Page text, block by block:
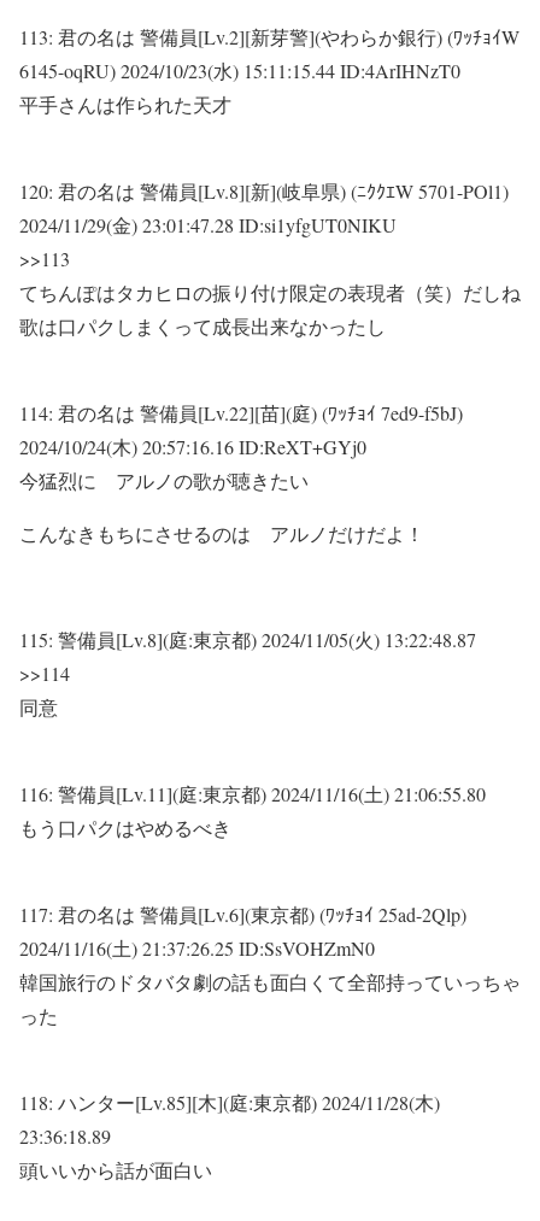
113: 君の名は 警備員[Lv.2][新芽警](やわらか銀行) (ﾜｯﾁｮｲW
6145-oqRU)2024/10/23(水) 15:11:15.44 ID:4ArIHNzT0
平手さんは作られた天才
120: 君の名は 警備員[Lv.8][新](岐阜県) (ﾆｸｸｴW 5701-POl1)
2024/11/29(金) 23:01:47.28 ID:si1yfgUT0NIKU
>>113
てちんぽはタカヒロの振り付け限定の表現者（笑）だしね
歌は口パクしまくって成長出来なかったし
114: 君の名は 警備員[Lv.22][苗](庭) (ﾜｯﾁｮｲ 7ed9-f5bJ)
2024/10/24(木) 20:57:16.16 ID:ReXT+GYj0
今猛烈に アルノの歌が聴きたい
こんなきもちにさせるのは アルノだけだよ！
115: 警備員[Lv.8](庭:東京都)2024/11/05(火) 13:22:48.87
>>114
同意
116: 警備員[Lv.11](庭:東京都)2024/11/16(土) 21:06:55.80
もう口パクはやめるべき
117: 君の名は 警備員[Lv.6](東京都) (ﾜｯﾁｮｲ 25ad-2Qlp)
2024/11/16(土) 21:37:26.25 ID:SsVOHZmN0
韓国旅行のドタバタ劇の話も面白くて全部持っていっちゃ
った
118: ハンター[Lv.85][木](庭:東京都)2024/11/28(木)
23:36:18.89
頭いいから話が面白い